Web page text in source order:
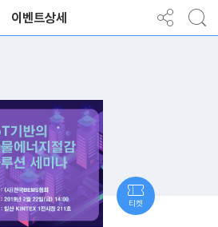
이벤트상세
티켓